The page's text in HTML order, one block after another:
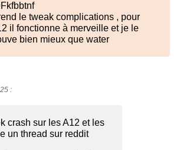
le tweak complications , pour
il fonctionne à merveille et je le
bien mieux que water
:
crash sur les A12 et les
un thread sur reddit